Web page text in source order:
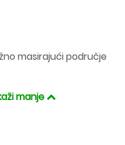
masirajući područje
manje